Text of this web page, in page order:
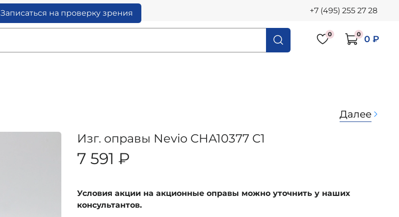
Записаться на проверку зрения +7 (495) 255 27 28
0 0 0 ₽
Далее
Изг. оправы Nevio CHA10377 C1
7 591 ₽
Условия акции на акционные оправы можно уточнить у наших
консультантов.